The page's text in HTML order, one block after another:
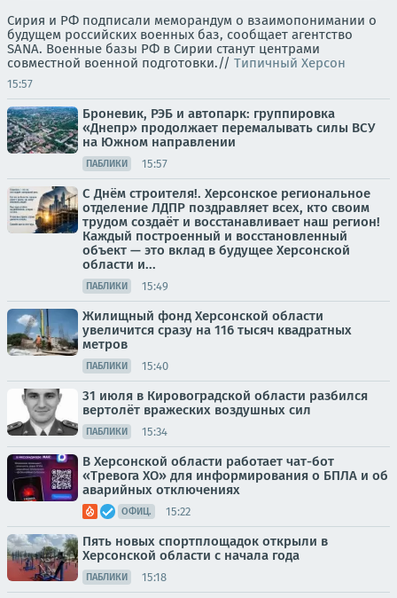
Сирия и РФ подписали меморандум о взаимопонимании о
будущем российских военных баз, сообщает агентство
SANA. Военные базы РФ в Сирии станут центрами
совместной военной подготовки.// Типичный Херсон
15:57
Броневик, РЭБ и автопарк: группировка
«Днепр» продолжает перемалывать силы ВСУ
на Южном направлении
ПАБЛИКИ 15:57
С Днём строителя!. Херсонское региональное
отделение ЛДПР поздравляет всех, кто своим
трудом создаёт и восстанавливает наш регион!
Каждый построенный и восстановленный
объект — это вклад в будущее Херсонской
области и...
ПАБЛИКИ 15:49
Жилищный фонд Херсонской области
увеличится сразу на 116 тысяч квадратных
метров
ПАБЛИКИ 15:40
31 июля в Кировоградской области разбился
вертолёт вражеских воздушных сил
ПАБЛИКИ 15:34
В Херсонской области работает чат-бот
«Тревога ХО» для информирования о БПЛА и об
аварийных отключениях
ОФИЦ. 15:22
Пять новых спортплощадок открыли в
Херсонской области с начала года
ПАБЛИКИ 15:18